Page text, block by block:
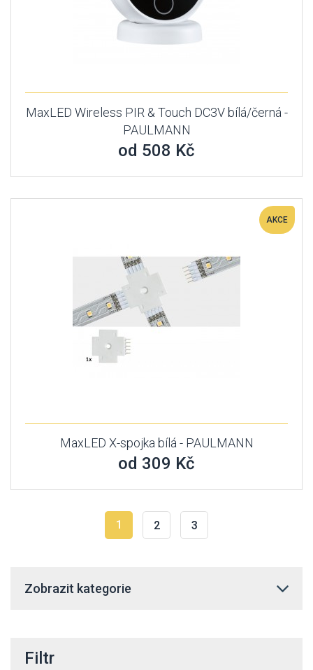
MaxLED Wireless PIR & Touch DC3V bílá/černá -
PAULMANN
od 508 Kč
AKCE
MaxLED X-spojka bílá - PAULMANN
od 309 Kč
1 2 3
Zobrazit kategorie
Filtr